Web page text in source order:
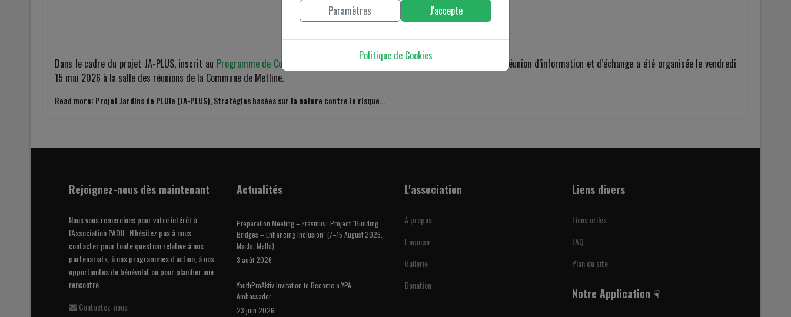
Présentation & discussion du Projet Jardins de PLUie
Dans le cadre du projet JA-PLUS, inscrit au Programme de Coopération Transfrontalière Interreg NEXT Italie–Tunisie
, une réunion d’information et d’échange a été organisée le vendredi
15 mai 2026 à la salle des réunions de la Commune de Metline.
Read more: Projet Jardins de PLUie (JA-PLUS), Stratégies basées sur la nature contre le risque...
Rejoignez-nous dès maintenant
Nous vous remercions pour votre intérêt à
l'Association PADIL. N'hésitez pas à nous
contacter pour toute question relative à nos
partenariats, à nos programmes d'action, à nos
opportunités de bénévolat ou pour planifier une
rencontre.
Contactez-nous
Actualités
Preparation Meeting – Erasmus+ Project "Building
Bridges – Enhancing Inclusion" (7–15 August 2026,
Msida, Malta)
3 août 2026
YouthProAktiv Invitation to Become a YPA
Ambassador
23 juin 2026
L'association
À propos
L'équipe
Gallerie
Donation
Liens divers
Liens utiles
FAQ
Plan du site
Notre Application ☟
Paramètres J'accepte
Politique de Cookies